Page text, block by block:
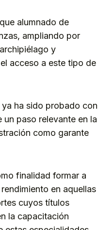
alumnado de
ampliando por
y
acceso a este tipo de
ha sido probado con
paso relevante en la
como garante
finalidad formar a
en aquellas
cuyos títulos
la capacitación